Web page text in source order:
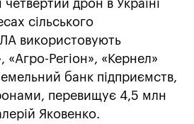
дрон в Україні
сільського
використовують
«Агро-Регіон», «Кернел»
банк підприємств,
перевищує 4,5 млн
Яковенко.